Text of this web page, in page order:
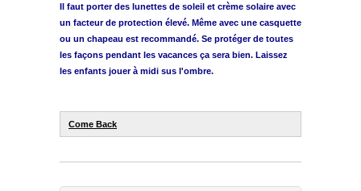
Il faut porter des lunettes de soleil et crème solaire avec
un facteur de protection élevé. Même avec une casquette
ou un chapeau est recommandé. Se protéger de toutes
les façons pendant les vacances ça sera bien. Laissez
les enfants jouer à midi sus l'ombre.
Come Back